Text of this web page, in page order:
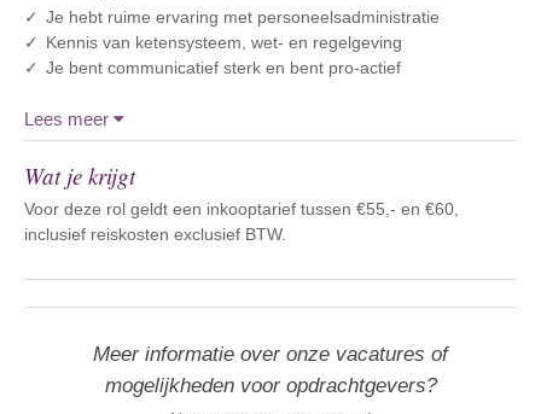
Je hebt ruime ervaring met personeelsadministratie
Kennis van ketensysteem, wet- en regelgeving
Je bent communicatief sterk en bent pro-actief
Lees meer
Wat je krijgt
Voor deze rol geldt een inkooptarief tussen €55,- en €60,
inclusief reiskosten exclusief BTW.
Meer informatie over onze vacatures of
mogelijkheden voor opdrachtgevers?